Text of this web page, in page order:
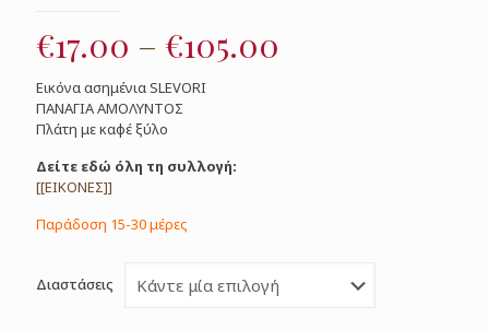
€17.00 – €105.00
Εικόνα ασημένια SLEVORI
ΠΑΝΑΓΙΑ ΑΜΟΛΥΝΤΟΣ
Πλάτη με καφέ ξύλο
Δείτε εδώ όλη τη συλλογή:
[[ΕΙΚΟΝΕΣ]]
Παράδοση 15-30 μέρες
Διαστάσεις